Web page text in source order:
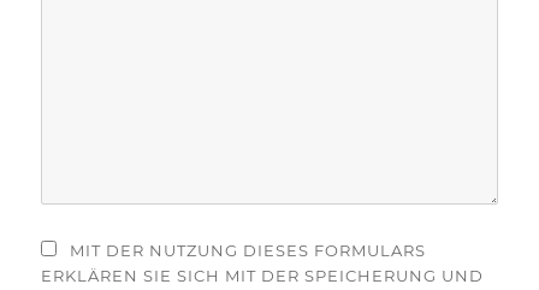
MIT DER NUTZUNG DIESES FORMULARS
ERKLÄREN SIE SICH MIT DER SPEICHERUNG UND